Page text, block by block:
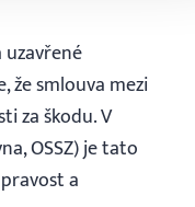
že smlouva mezi
za škodu. V
OSSZ) je tato
a